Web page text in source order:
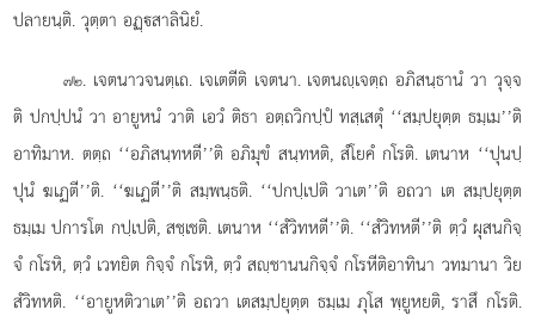
ปลายนฺติ. วุตฺตา อฏฺสาลินิยํ.
๗๒. เจตนาวจนตฺเถ. เจเตตีติ เจตนา. เจตนฺเจตฺถ อภิสนฺธานํ วา วุจฺจ
ติ ปกปฺปนํ วา อายูหนํ วาติ เอวํ ติธา อตฺถวิกปฺปํ ทสฺเสตุํ ‘‘สมฺปยุตฺต ธมฺเม’’ติ
อาทิมาห. ตตฺถ ‘‘อภิสนฺทหตี’’ติ อภิมุขํ สนฺทหติ, สํโยคํ กโรติ. เตนาห ‘‘ปุนปฺ
ปุนํ ฆเฏตี’’ติ. ‘‘ฆเฏตี’’ติ สมฺพนฺธติ. ‘‘ปกปฺเปติ วาเต’’ติ อถวา เต สมฺปยุตฺต
ธมฺเม ปการโต กปฺเปติ, สชฺเชติ. เตนาห ‘‘สํวิทหตี’’ติ. ‘‘สํวิทหตี’’ติ ตฺวํ ผุสนกิจฺ
จํ กโรหิ, ตฺวํ เวทยิต กิจฺจํ กโรหิ, ตฺวํ สฺชานนกิจฺจํ กโรหีติอาทินา วทมานา วิย
สํวิทหติ. ‘‘อายูหติวาเต’’ติ อถวา เตสมฺปยุตฺต ธมฺเม ภุโส พฺยูหยติ, ราสึ กโรติ.